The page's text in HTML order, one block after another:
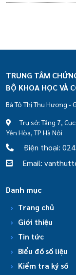
TRUNG TÂM
BỘ KHOA HỌC VÀ
Bà Tô Thị Thu Hương -
Trụ sở: Tầng 7,
Yên Hòa, TP Hà Nội
Điện thoại:
Email:
Danh mục
Trang chủ
Giới thiệu
Tin tức
Biểu đồ số liệu
Kiểm tra ký số